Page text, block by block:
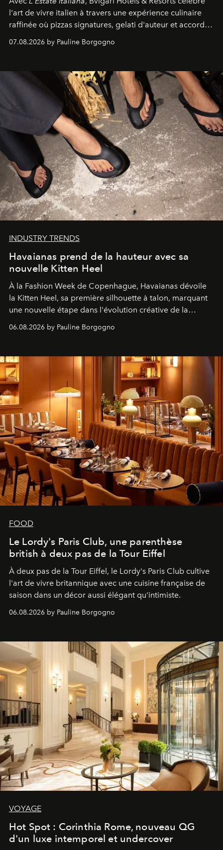
l'art de vivre italien à travers une expérience culinaire
raffinée où pizzas signatures, gelati d'auteur et accords
07.08.2026 by Pauline Borgogno
INDUSTRY TRENDS
Havaianas prend de la hauteur avec sa
nouvelle Kitten Heel
À la Fashion Week de Copenhague, Havaianas dévoile
la Kitten Heel, sa première silhouette à talon, marquant
une nouvelle étape dans l'évolution créative de la
06.08.2026 by Pauline Borgogno
FOOD
Le Lordy's Paris Club, une parenthèse
british à deux pas de la Tour Eiffel
À deux pas de la Tour Eiffel, le Lordy's Paris Club cultive
l'art de vivre britannique avec une cuisine française de
saison dans un décor aussi élégant qu'intimiste.
06.08.2026 by Pauline Borgogno
VOYAGE
Hot Spot : Corinthia Rome, nouveau QG
d'un luxe intemporel et undercover